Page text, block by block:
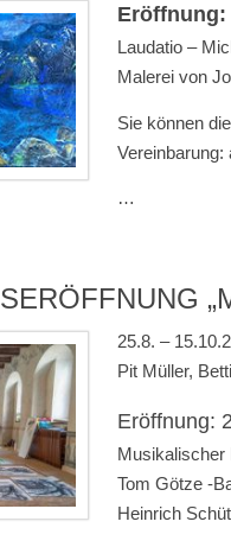
Eröffnung:
Laudatio –
Malerei von
Sie können
…
25.8. –
Pit Müller,
Eröffnung:
Musikalischer
Tom Götze -
Heinrich